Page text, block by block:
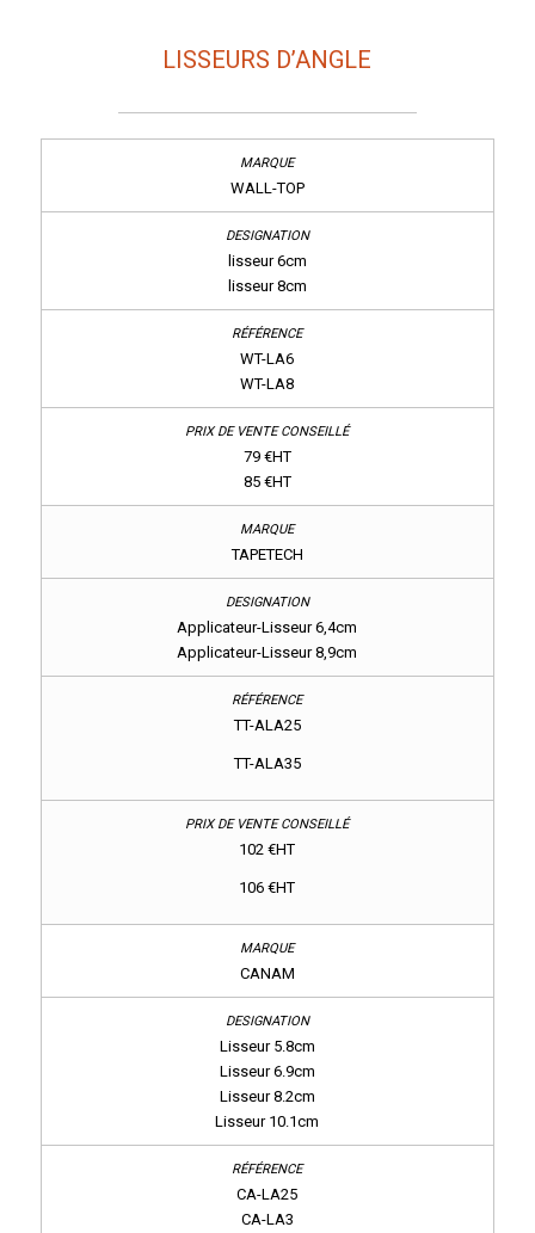
LISSEURS D’ANGLE
WALL-TOP
lisseur 6cm
lisseur 8cm
WT-LA6
WT-LA8
79 €HT
85 €HT
TAPETECH
Applicateur-Lisseur 6,4cm
Applicateur-Lisseur 8,9cm
TT-ALA25
TT-ALA35
102 €HT
106 €HT
CANAM
Lisseur 5.8cm
Lisseur 6.9cm
Lisseur 8.2cm
Lisseur 10.1cm
CA-LA25
CA-LA3